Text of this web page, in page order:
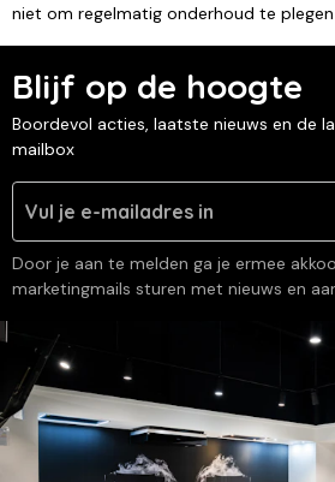
niet om regelmatig onderhoud te
Blijf op de hoogte
Boordevol acties, laatste nieuws en de
mailbox
Door je aan te melden ga je ermee
marketingmails sturen met nieuws en